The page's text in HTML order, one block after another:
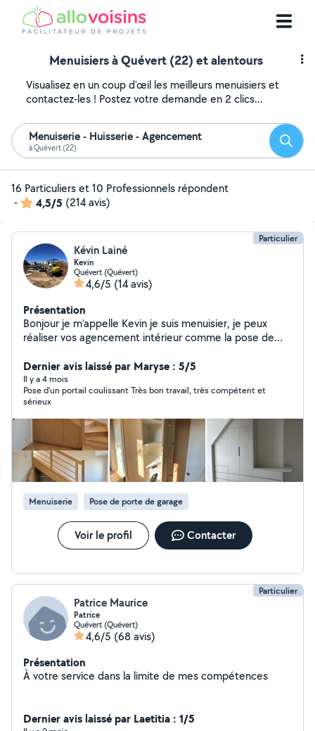
Menuisiers à Quévert (22) et alentours
Visualisez en un coup d'œil les meilleurs menuisiers et
contactez-les ! Postez votre demande en 2 clics...
Menuiserie - Huisserie - Agencement
à Quévert (22)
16 Particuliers et 10 Professionnels répondent
-
4,5/5 (214 avis)
Particulier
Kévin Lainé
Kevin
Quévert (Quévert)
4,6/5 (14 avis)
Présentation
Bonjour je m'appelle Kevin je suis menuisier, je peux
réaliser vos agencement intérieur comme la pose de
bibliothèque, pose de parquet je fais aussi la pose de
menuiserie extérieur fenêtre, portail, porte de garage,
porte d'entrée, clôture. Motorisation de moteur de
volet, garage, portail. Je peux aussi faire du
terrassement, tranchée arrachement de souche (haie,
arbre). J'ai ma propre mini pelle Et d'autre possibilité
n'hésite pas à me contacter pour toute demande
Cordialement Kevin
Dernier avis laissé par Maryse : 5/5
Il y a 4 mois
Pose d’un portail coulissant Très bon travail, très compétent et
sérieux
Menuiserie Pose de porte de garage
Voir le profil Contacter
Particulier
Patrice Maurice
Patrice
Quévert (Quévert)
4,6/5 (68 avis)
Présentation
À votre service dans la limite de mes compétences
Dernier avis laissé par Laetitia : 1/5